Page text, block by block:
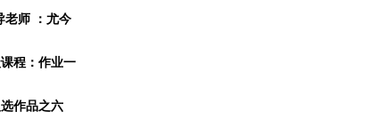
老师 ：尤今
程：作业一
作品之六